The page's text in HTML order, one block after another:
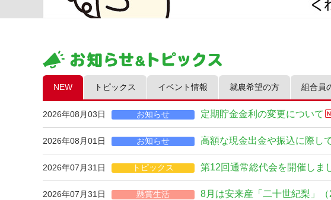
NEW トピックス イベント情報 就農希望の方 組合員
2026年08月03日 お知らせ 定期貯金金利の変更について
2026年08月01日 お知らせ 高額な現金出金や振込に際し
2026年07月31日 トピックス 第12回通常総代会を開催しま
2026年07月31日 懸賞生活 8月は安来産「二十世紀梨」（